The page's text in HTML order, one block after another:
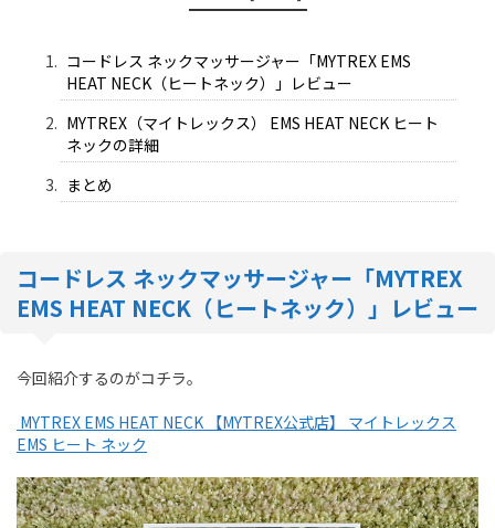
コードレス ネックマッサージャー「MYTREX EMS
HEAT NECK（ヒートネック）」レビュー
MYTREX（マイトレックス） EMS HEAT NECK ヒート
ネックの詳細
まとめ
コードレス ネックマッサージャー「MYTREX
EMS HEAT NECK（ヒートネック）」レビュー
今回紹介するのがコチラ。
MYTREX EMS HEAT NECK 【MYTREX公式店】 マイトレックス
EMS ヒート ネック